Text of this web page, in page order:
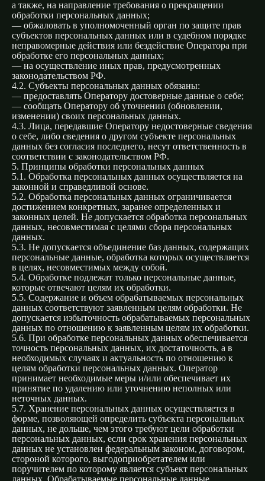
а также, на направление требования о прекращении
обработки персональных данных;
— обжаловать в уполномоченный орган по защите прав
субъектов персональных данных или в судебном порядке
неправомерные действия или бездействие Оператора при
обработке его персональных данных;
— на осуществление иных прав, предусмотренных
законодательством РФ.
4.2. Субъекты персональных данных обязаны:
— предоставлять Оператору достоверные данные о себе;
— сообщать Оператору об уточнении (обновлении,
изменении) своих персональных данных.
4.3. Лица, передавшие Оператору недостоверные сведения
о себе, либо сведения о другом субъекте персональных
данных без согласия последнего, несут ответственность в
соответствии с законодательством РФ.
5. Принципы обработки персональных данных
5.1. Обработка персональных данных осуществляется на
законной и справедливой основе.
5.2. Обработка персональных данных ограничивается
достижением конкретных, заранее определенных и
законных целей. Не допускается обработка персональных
данных, несовместимая с целями сбора персональных
данных.
5.3. Не допускается объединение баз данных, содержащих
персональные данные, обработка которых осуществляется
в целях, несовместимых между собой.
5.4. Обработке подлежат только персональные данные,
которые отвечают целям их обработки.
5.5. Содержание и объем обрабатываемых персональных
данных соответствуют заявленным целям обработки. Не
допускается избыточность обрабатываемых персональных
данных по отношению к заявленным целям их обработки.
5.6. При обработке персональных данных обеспечивается
точность персональных данных, их достаточность, а в
необходимых случаях и актуальность по отношению к
целям обработки персональных данных. Оператор
принимает необходимые меры и/или обеспечивает их
принятие по удалению или уточнению неполных или
неточных данных.
5.7. Хранение персональных данных осуществляется в
форме, позволяющей определить субъекта персональных
данных, не дольше, чем этого требуют цели обработки
персональных данных, если срок хранения персональных
данных не установлен федеральным законом, договором,
стороной которого, выгодоприобретателем или
поручителем по которому является субъект персональных
данных. Обрабатываемые персональные данные